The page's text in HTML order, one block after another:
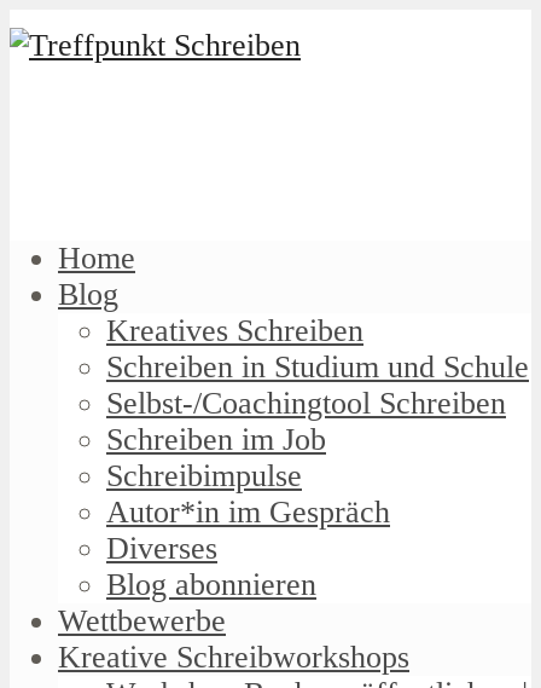
Home
Blog
Kreatives Schreiben
Schreiben in Studium und Schule
Selbst-/Coachingtool Schreiben
Schreiben im Job
Schreibimpulse
Autor*in im Gespräch
Diverses
Blog abonnieren
Wettbewerbe
Kreative Schreibworkshops